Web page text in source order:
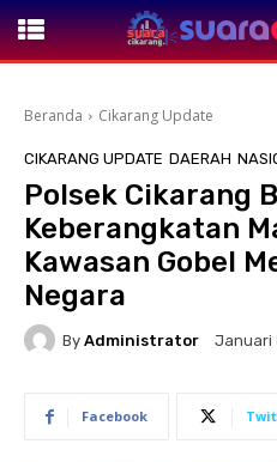
Beranda Cikarang Update
CIKARANG UPDATE DAERAH
Polsek Cikarang
Keberangkatan
Kawasan Gobel
Negara
By Administrator Januari
Facebook